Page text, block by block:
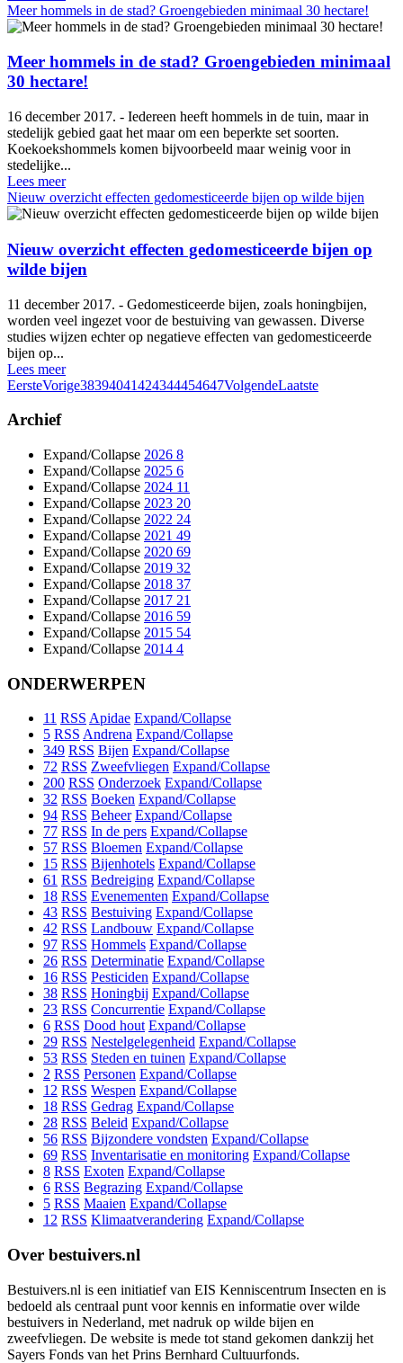
Meer hommels in de stad? Groengebieden minimaal 30 hectare!
Meer hommels in de stad? Groengebieden minimaal
30 hectare!
16 december 2017. - Iedereen heeft hommels in de tuin, maar in
stedelijk gebied gaat het maar om een beperkte set soorten.
Koekoekshommels komen bijvoorbeeld maar weinig voor in
stedelijke...
Lees meer
Nieuw overzicht effecten gedomesticeerde bijen op wilde bijen
Nieuw overzicht effecten gedomesticeerde bijen op
wilde bijen
11 december 2017. - Gedomesticeerde bijen, zoals honingbijen,
worden veel ingezet voor de bestuiving van gewassen. Diverse
studies wijzen echter op negatieve effecten van gedomesticeerde
bijen op...
Lees meer
EersteVorige38394041424344454647VolgendeLaatste
Archief
Expand/Collapse 2026 8
Expand/Collapse 2025 6
Expand/Collapse 2024 11
Expand/Collapse 2023 20
Expand/Collapse 2022 24
Expand/Collapse 2021 49
Expand/Collapse 2020 69
Expand/Collapse 2019 32
Expand/Collapse 2018 37
Expand/Collapse 2017 21
Expand/Collapse 2016 59
Expand/Collapse 2015 54
Expand/Collapse 2014 4
ONDERWERPEN
11 RSS Apidae Expand/Collapse
5 RSS Andrena Expand/Collapse
349 RSS Bijen Expand/Collapse
72 RSS Zweefvliegen Expand/Collapse
200 RSS Onderzoek Expand/Collapse
32 RSS Boeken Expand/Collapse
94 RSS Beheer Expand/Collapse
77 RSS In de pers Expand/Collapse
57 RSS Bloemen Expand/Collapse
15 RSS Bijenhotels Expand/Collapse
61 RSS Bedreiging Expand/Collapse
18 RSS Evenementen Expand/Collapse
43 RSS Bestuiving Expand/Collapse
42 RSS Landbouw Expand/Collapse
97 RSS Hommels Expand/Collapse
26 RSS Determinatie Expand/Collapse
16 RSS Pesticiden Expand/Collapse
38 RSS Honingbij Expand/Collapse
23 RSS Concurrentie Expand/Collapse
6 RSS Dood hout Expand/Collapse
29 RSS Nestelgelegenheid Expand/Collapse
53 RSS Steden en tuinen Expand/Collapse
2 RSS Personen Expand/Collapse
12 RSS Wespen Expand/Collapse
18 RSS Gedrag Expand/Collapse
28 RSS Beleid Expand/Collapse
56 RSS Bijzondere vondsten Expand/Collapse
69 RSS Inventarisatie en monitoring Expand/Collapse
8 RSS Exoten Expand/Collapse
6 RSS Begrazing Expand/Collapse
5 RSS Maaien Expand/Collapse
12 RSS Klimaatverandering Expand/Collapse
Over bestuivers.nl
Bestuivers.nl is een initiatief van EIS Kenniscentrum Insecten en is
bedoeld als centraal punt voor kennis en informatie over wilde
bestuivers in Nederland, met nadruk op wilde bijen en
zweefvliegen. De website is mede tot stand gekomen dankzij het
Sayers Fonds van het Prins Bernhard Cultuurfonds.